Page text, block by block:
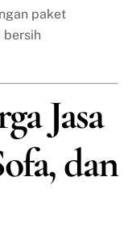
paket
bersih
Jasa
dan